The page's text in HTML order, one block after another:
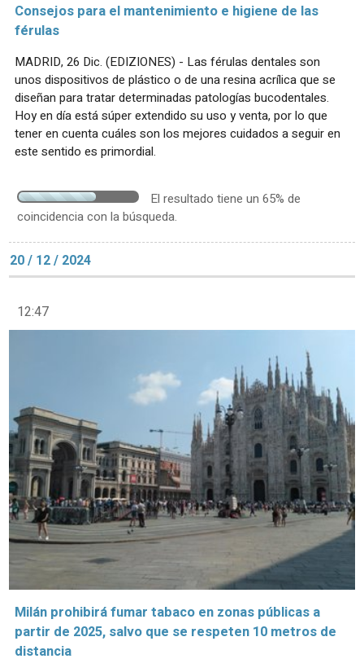
Consejos para el mantenimiento e higiene de las
férulas
MADRID, 26 Dic. (EDIZIONES) - Las férulas dentales son
unos dispositivos de plástico o de una resina acrílica que se
diseñan para tratar determinadas patologías bucodentales.
Hoy en día está súper extendido su uso y venta, por lo que
tener en cuenta cuáles son los mejores cuidados a seguir en
este sentido es primordial.
El resultado tiene un 65% de
coincidencia con la búsqueda.
20 / 12 / 2024
12:47
Milán prohibirá fumar tabaco en zonas públicas a
partir de 2025, salvo que se respeten 10 metros de
distancia